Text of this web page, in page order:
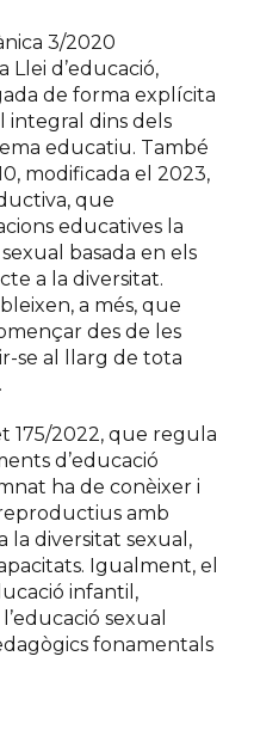
3/2020
Llei d’educació,
de forma explícita
integral dins dels
educatiu. També
modificada el 2023,
que
educatives la
basada en els
a la diversitat.
a més, que
des de les
se al llarg de tota
175/2022, que regula
d’educació
ha de conèixer i
amb
la diversitat sexual,
Igualment, el
infantil,
sexual
fonamentals